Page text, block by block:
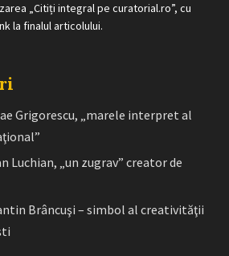
„Citiți integral pe curatorial.ro”, cu
la finalul articolului.
Grigorescu, „marele interpret al
Luchian, „un zugrav” creator de
Brâncuşi – simbol al creativităţii